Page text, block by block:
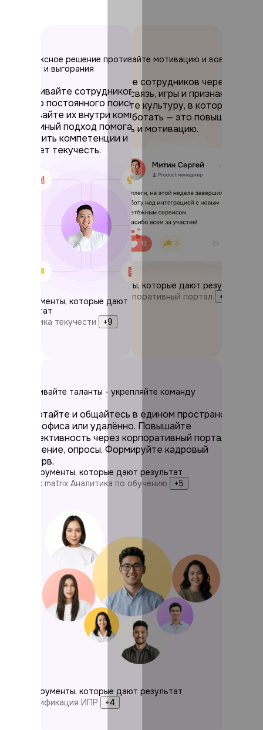
Комплексное решение против
текучки и выгорания
Удерживайте сотрудников
вместо постоянного поиска.
Развивайте их внутри компании.
Системный подход помогает
сохранить компетенции и
снижает текучесть.
Инструменты, которые дают
результат
Аналитика текучести
+9
Поддерживайте мотивацию и
Вовлекайте сотрудников через
обратную связь, игры и признание.
Формируйте культуру, в которой
хочется работать — это повышает
лояльность и мотивацию.
Инструменты, которые дают результат
Корпоративный портал +7
Развивайте таланты - укрепляйте команду
Работайте и общайтесь в едином пространстве
— из офиса или удалённо. Повышайте
эффективность через корпоративный портал:
обучение, опросы. Формируйте кадровый
резерв.
Инструменты, которые дают результат
9 box matrix Аналитика по обучению +5
Инструменты, которые дают результат
Геймификация ИПР +4